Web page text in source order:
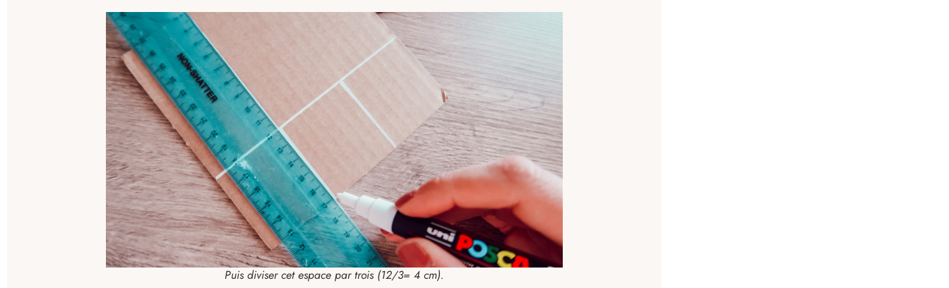
Puis diviser cet espace par trois (12/3= 4 cm).